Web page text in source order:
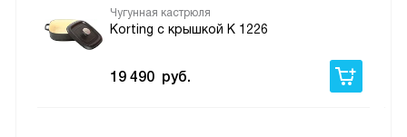
Чугунная кастрюля
Korting с крышкой K 1226
19 490 руб.